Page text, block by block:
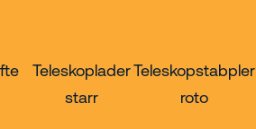
Teleskoplader
starr
Teleskopstabpler
roto